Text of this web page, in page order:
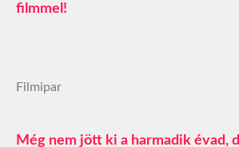
filmmel!
Filmipar
Még nem jött ki a harmadik évad,